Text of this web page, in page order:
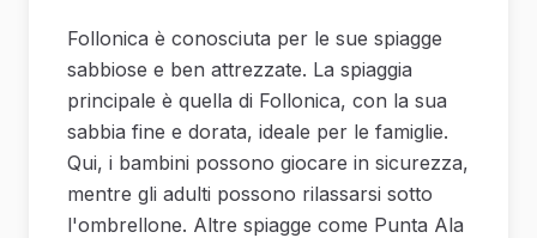
Follonica è conosciuta per le sue spiagge
sabbiose e ben attrezzate. La spiaggia
principale è quella di Follonica, con la sua
sabbia fine e dorata, ideale per le famiglie.
Qui, i bambini possono giocare in sicurezza,
mentre gli adulti possono rilassarsi sotto
l'ombrellone. Altre spiagge come Punta Ala